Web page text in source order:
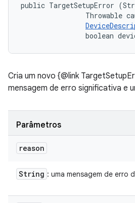
public TargetSetupError
Throwable
boolean
Cria um novo {@link
mensagem de erro significativa e
Parâmetros
reason
String : uma mensagem de erro